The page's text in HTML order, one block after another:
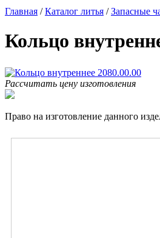
Главная /Каталог литья /Запасные
Кольцо
Рассчитать цену изготовления
Право на изготовление данного